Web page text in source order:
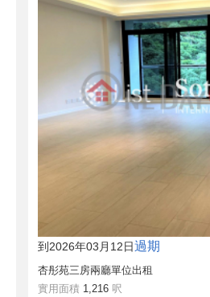
到2026年03月12日過期
杏彤苑三房兩廳單位出租
實用面積 1,216 呎